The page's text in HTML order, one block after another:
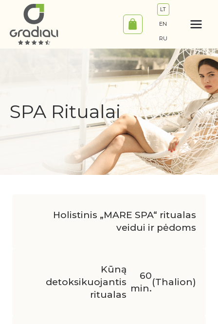
turinio
LT
EN
RU
SPA Ritualai
Holistinis „MARE SPA“ ritualas
veidui ir pėdoms
Kūną
detoksikuojantis
ritualas
60
min.
(Thalion)